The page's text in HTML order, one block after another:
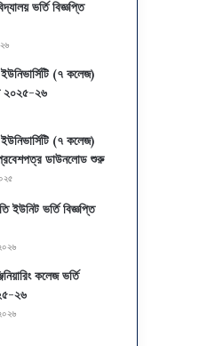
ভর্তি বিজ্ঞপ্তি
ইউনিভার্সিটি (৭ কলেজ)
২০২৫-২৬
ইউনিভার্সিটি (৭ কলেজ)
প্রবেশপত্র ডাউনলোড শুরু
ইউনিট ভর্তি বিজ্ঞপ্তি
কলেজ ভর্তি
২৬